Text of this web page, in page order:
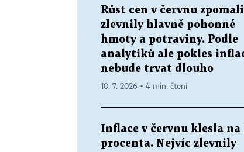
Růst cen v červnu
zlevnily hlavně pohonné
hmoty a potraviny. Podle
analytiků ale pokles
nebude trvat dlouho
10. 7. 2026 ▪ 4 min. čtení
Inflace v červnu klesla na
procenta. Nejvíc zlevnily